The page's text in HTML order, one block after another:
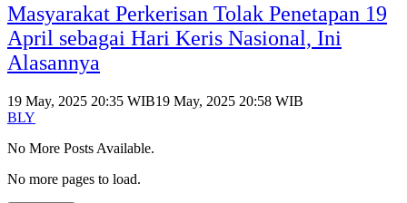
Masyarakat Perkerisan Tolak Penetapan 19
April sebagai Hari Keris Nasional, Ini
Alasannya
19 May, 2025 20:35 WIB19 May, 2025 20:58 WIB
BLY
No More Posts Available.
No more pages to load.